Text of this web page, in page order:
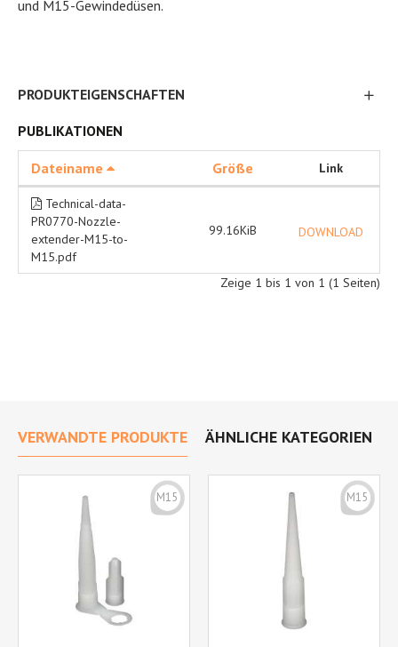
und M15-Gewindedüsen.
PRODUKTEIGENSCHAFTEN
PUBLIKATIONEN
Dateiname Größe Link
Technical-data-
PR0770-Nozzle-
extender-M15-to-
M15.pdf
99.16KiB DOWNLOAD
Zeige 1 bis 1 von 1 (1 Seiten)
VERWANDTE PRODUKTE ÄHNLICHE KATEGORIEN
M15 M15